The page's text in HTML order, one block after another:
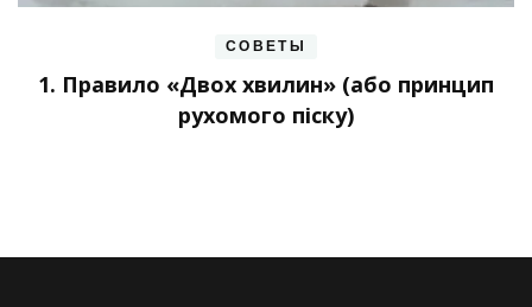
СОВЕТЫ
1. Правило «Двох хвилин» (або принцип
рухомого піску)